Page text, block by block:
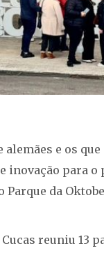
e os
para o
Parque da
reuniu 13